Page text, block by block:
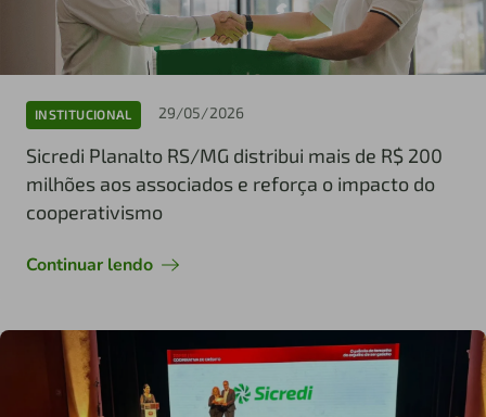
INSTITUCIONAL 29/05/2026
Sicredi Planalto RS/MG distribui mais de R$ 200
milhões aos associados e reforça o impacto do
cooperativismo
Continuar lendo